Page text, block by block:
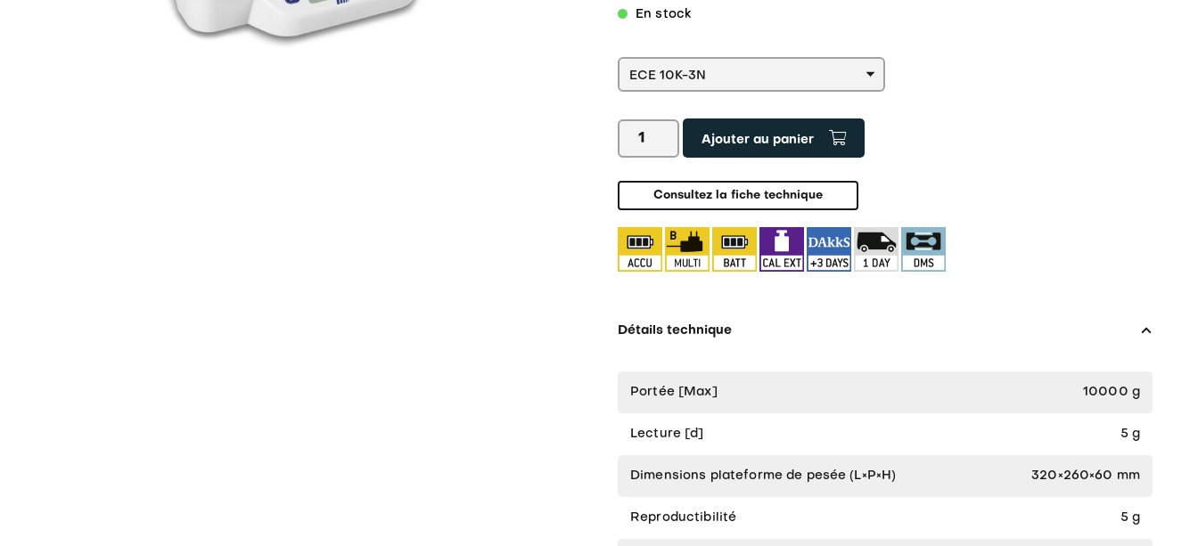
En stock
quantité
Balance
KERN
ECE
Ajouter au panier
Consultez la fiche technique
Détails technique
Portée [Max] 10000 g
Lecture [d] 5 g
Dimensions plateforme de pesée (L×P×H) 320×260×60 mm
Reproductibilité 5 g